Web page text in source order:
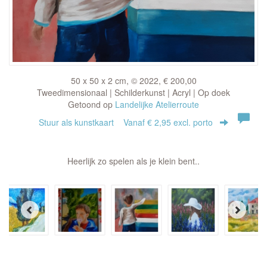
50 x 50 x 2 cm, © 2022, € 200,00
Tweedimensionaal | Schilderkunst | Acryl | Op doek
Getoond op Landelijke Atelierroute
Stuur als kunstkaart Vanaf € 2,95 excl. porto
Heerlijk zo spelen als je klein bent..